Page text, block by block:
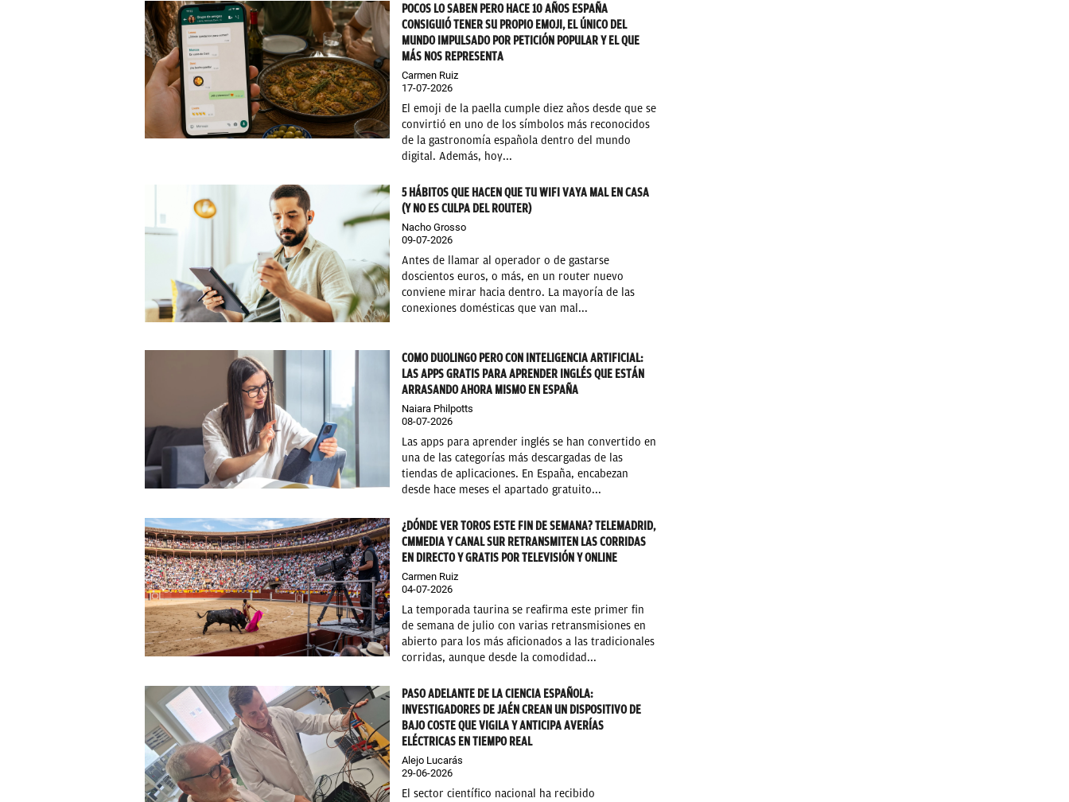
POCOS LO SABEN PERO HACE 10 AÑOS ESPAÑA
CONSIGUIÓ TENER SU PROPIO EMOJI, EL ÚNICO DEL
MUNDO IMPULSADO POR PETICIÓN POPULAR Y EL QUE
MÁS NOS REPRESENTA
Carmen Ruiz
17-07-2026
El emoji de la paella cumple diez años desde que se
convirtió en uno de los símbolos más reconocidos
de la gastronomía española dentro del mundo
digital. Además, hoy...
5 HÁBITOS QUE HACEN QUE TU WIFI VAYA MAL EN CASA
(Y NO ES CULPA DEL ROUTER)
Nacho Grosso
09-07-2026
Antes de llamar al operador o de gastarse
doscientos euros, o más, en un router nuevo
conviene mirar hacia dentro. La mayoría de las
conexiones domésticas que van mal...
COMO DUOLINGO PERO CON INTELIGENCIA ARTIFICIAL:
LAS APPS GRATIS PARA APRENDER INGLÉS QUE ESTÁN
ARRASANDO AHORA MISMO EN ESPAÑA
Naiara Philpotts
08-07-2026
Las apps para aprender inglés se han convertido en
una de las categorías más descargadas de las
tiendas de aplicaciones. En España, encabezan
desde hace meses el apartado gratuito...
¿DÓNDE VER TOROS ESTE FIN DE SEMANA? TELEMADRID,
CMMEDIA Y CANAL SUR RETRANSMITEN LAS CORRIDAS
EN DIRECTO Y GRATIS POR TELEVISIÓN Y ONLINE
Carmen Ruiz
04-07-2026
La temporada taurina se reafirma este primer fin
de semana de julio con varias retransmisiones en
abierto para los más aficionados a las tradicionales
corridas, aunque desde la comodidad...
PASO ADELANTE DE LA CIENCIA ESPAÑOLA:
INVESTIGADORES DE JAÉN CREAN UN DISPOSITIVO DE
BAJO COSTE QUE VIGILA Y ANTICIPA AVERÍAS
ELÉCTRICAS EN TIEMPO REAL
Alejo Lucarás
29-06-2026
El sector científico nacional ha recibido